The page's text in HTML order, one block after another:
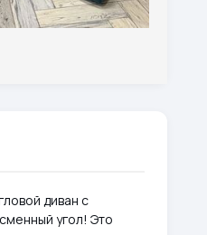
диван с
угол! Это